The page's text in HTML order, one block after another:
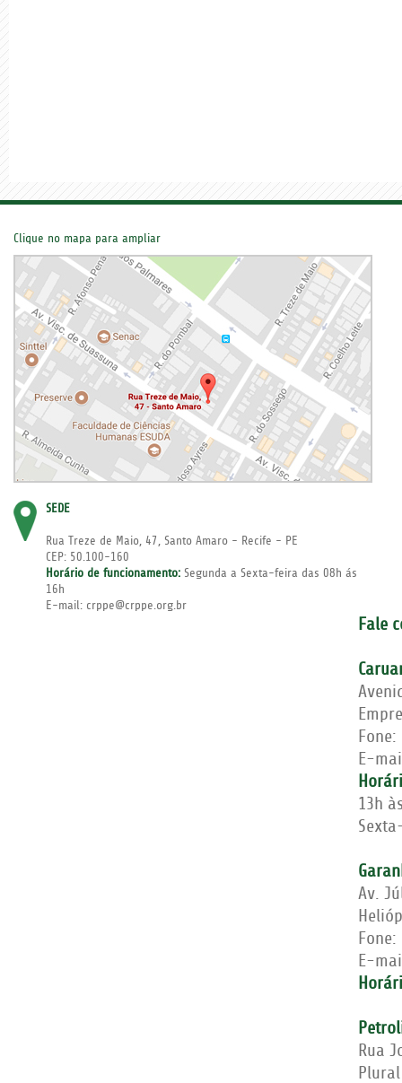
Clique no mapa para ampliar
SEDE
Rua Treze de Maio, 47, Santo Amaro - Recife - PE
CEP: 50.100-160
Horário de funcionamento: Segunda a Sexta-feira das 08h ás
16h
E-mail: crppe@crppe.org.br
Fale
Fone:
E-
13h
Av.
Fone:
E-
Rua